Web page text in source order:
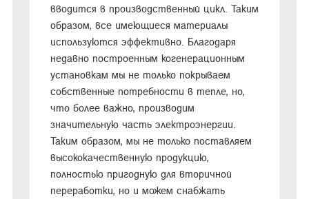
вводится в производственный цикл. Таким
образом, все имеющиеся материалы
используются эффективно. Благодаря
недавно построенным когенерационным
установкам мы не только покрываем
собственные потребности в тепле, но,
что более важно, производим
значительную часть электроэнергии.
Таким образом, мы не только поставляем
высококачественную продукцию,
полностью пригодную для вторичной
переработки, но и можем снабжать